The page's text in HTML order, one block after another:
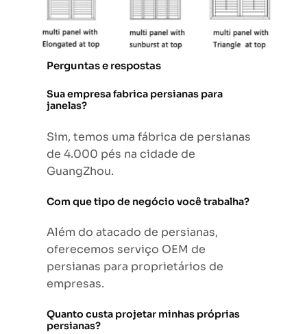
Perguntas e respostas
Sua empresa fabrica persianas para
janelas?
Sim, temos uma fábrica de persianas
de 4.000 pés na cidade de
GuangZhou.
Com que tipo de negócio você trabalha?
Além do atacado de persianas,
oferecemos serviço OEM de
persianas para proprietários de
empresas.
Quanto custa projetar minhas próprias
persianas?